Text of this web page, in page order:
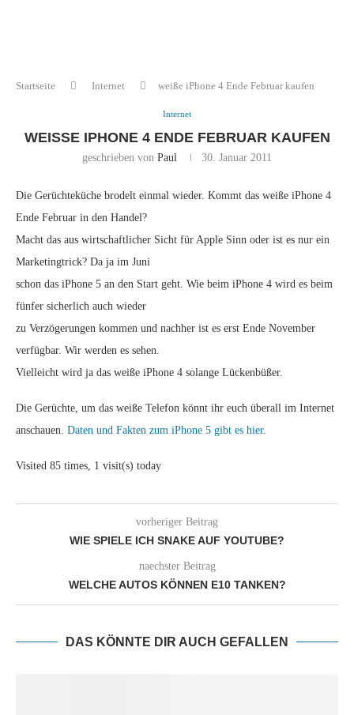
Startseite Internet weiße iPhone 4 Ende Februar kaufen
Internet
WEISSE IPHONE 4 ENDE FEBRUAR KAUFEN
geschrieben von Paul 30. Januar 2011
Die Gerüchteküche brodelt einmal wieder. Kommt das weiße iPhone 4
Ende Februar in den Handel?
Macht das aus wirtschaftlicher Sicht für Apple Sinn oder ist es nur ein
Marketingtrick? Da ja im Juni
schon das iPhone 5 an den Start geht. Wie beim iPhone 4 wird es beim
fünfer sicherlich auch wieder
zu Verzögerungen kommen und nachher ist es erst Ende November
verfügbar. Wir werden es sehen.
Vielleicht wird ja das weiße iPhone 4 solange Lückenbüßer.
Die Gerüchte, um das weiße Telefon könnt ihr euch überall im Internet
anschauen. Daten und Fakten zum iPhone 5 gibt es hier.
Visited 85 times, 1 visit(s) today
vorheriger Beitrag
WIE SPIELE ICH SNAKE AUF YOUTUBE?
naechster Beitrag
WELCHE AUTOS KÖNNEN E10 TANKEN?
DAS KÖNNTE DIR AUCH GEFALLEN